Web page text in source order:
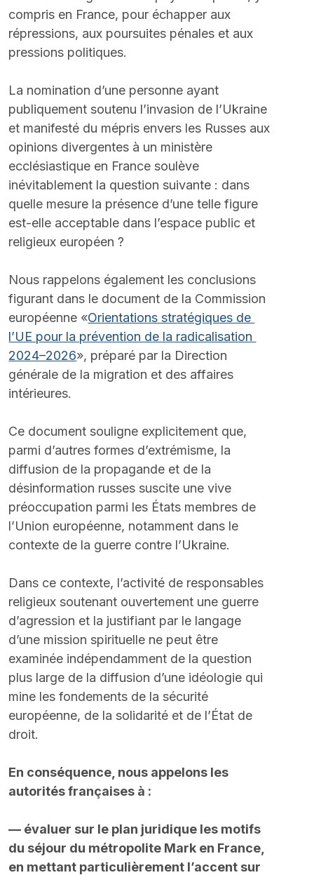
compris en France, pour échapper aux
répressions, aux poursuites pénales et aux
pressions politiques.
La nomination d’une personne ayant
publiquement soutenu l’invasion de l’Ukraine
et manifesté du mépris envers les Russes aux
opinions divergentes à un ministère
ecclésiastique en France soulève
inévitablement la question suivante : dans
quelle mesure la présence d’une telle figure
est-elle acceptable dans l’espace public et
religieux européen ?
Nous rappelons également les conclusions
figurant dans le document de la Commission
européenne «Orientations stratégiques de
l’UE pour la prévention de la radicalisation
2024–2026», préparé par la Direction
générale de la migration et des affaires
intérieures.
Ce document souligne explicitement que,
parmi d’autres formes d’extrémisme, la
diffusion de la propagande et de la
désinformation russes suscite une vive
préoccupation parmi les États membres de
l’Union européenne, notamment dans le
contexte de la guerre contre l’Ukraine.
Dans ce contexte, l’activité de responsables
religieux soutenant ouvertement une guerre
d’agression et la justifiant par le langage
d’une mission spirituelle ne peut être
examinée indépendamment de la question
plus large de la diffusion d’une idéologie qui
mine les fondements de la sécurité
européenne, de la solidarité et de l’État de
droit.
En conséquence, nous appelons les
autorités françaises à :
— évaluer sur le plan juridique les motifs
du séjour du métropolite Mark en France,
en mettant particulièrement l’accent sur